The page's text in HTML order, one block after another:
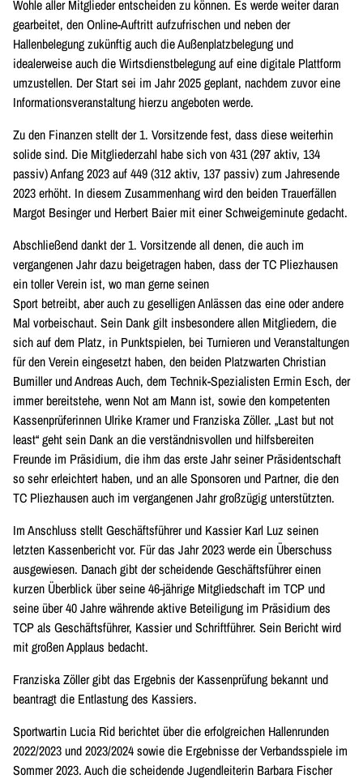
Wohle aller Mitglieder entscheiden zu können. Es werde weiter daran
gearbeitet, den Online-Auftritt aufzufrischen und neben der
Hallenbelegung zukünftig auch die Außenplatzbelegung und
idealerweise auch die Wirtsdienstbelegung auf eine digitale Plattform
umzustellen. Der Start sei im Jahr 2025 geplant, nachdem zuvor eine
Informationsveranstaltung hierzu angeboten werde.
Zu den Finanzen stellt der 1. Vorsitzende fest, dass diese weiterhin
solide sind. Die Mitgliederzahl habe sich von 431 (297 aktiv, 134
passiv) Anfang 2023 auf 449 (312 aktiv, 137 passiv) zum Jahresende
2023 erhöht. In diesem Zusammenhang wird den beiden Trauerfällen
Margot Besinger und Herbert Baier mit einer Schweigeminute gedacht.
Abschließend dankt der 1. Vorsitzende all denen, die auch im
vergangenen Jahr dazu beigetragen haben, dass der TC Pliezhausen
ein toller Verein ist, wo man gerne seinen
Sport betreibt, aber auch zu geselligen Anlässen das eine oder andere
Mal vorbeischaut. Sein Dank gilt insbesondere allen Mitgliedern, die
sich auf dem Platz, in Punktspielen, bei Turnieren und Veranstaltungen
für den Verein eingesetzt haben, den beiden Platzwarten Christian
Bumiller und Andreas Auch, dem Technik-Spezialisten Ermin Esch, der
immer bereitstehe, wenn Not am Mann ist, sowie den kompetenten
Kassenprüferinnen Ulrike Kramer und Franziska Zöller. „Last but not
least“ geht sein Dank an die verständnisvollen und hilfsbereiten
Freunde im Präsidium, die ihm das erste Jahr seiner Präsidentschaft
so sehr erleichtert haben, und an alle Sponsoren und Partner, die den
TC Pliezhausen auch im vergangenen Jahr großzügig unterstützten.
Im Anschluss stellt Geschäftsführer und Kassier Karl Luz seinen
letzten Kassenbericht vor. Für das Jahr 2023 werde ein Überschuss
ausgewiesen. Danach gibt der scheidende Geschäftsführer einen
kurzen Überblick über seine 46-jährige Mitgliedschaft im TCP und
seine über 40 Jahre währende aktive Beteiligung im Präsidium des
TCP als Geschäftsführer, Kassier und Schriftführer. Sein Bericht wird
mit großen Applaus bedacht.
Franziska Zöller gibt das Ergebnis der Kassenprüfung bekannt und
beantragt die Entlastung des Kassiers.
Sportwartin Lucia Rid berichtet über die erfolgreichen Hallenrunden
2022/2023 und 2023/2024 sowie die Ergebnisse der Verbandsspiele im
Sommer 2023. Auch die scheidende Jugendleiterin Barbara Fischer